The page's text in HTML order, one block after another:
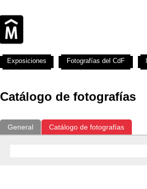
Catálogo de fotografías
General Catálogo de fotografías
Exposiciones Fotografías del CdF